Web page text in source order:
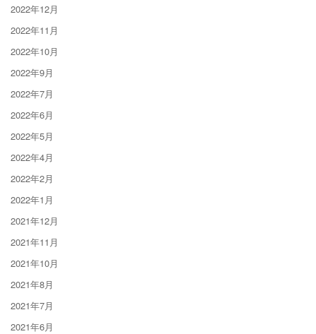
2022年12月
2022年11月
2022年10月
2022年9月
2022年7月
2022年6月
2022年5月
2022年4月
2022年2月
2022年1月
2021年12月
2021年11月
2021年10月
2021年8月
2021年7月
2021年6月